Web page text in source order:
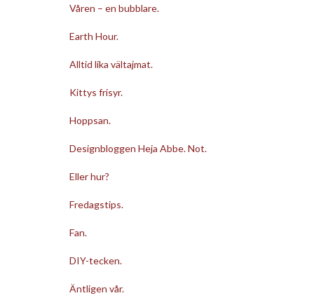
Våren – en bubblare.
Earth Hour.
Alltid lika vältajmat.
Kittys frisyr.
Hoppsan.
Designbloggen Heja Abbe. Not.
Eller hur?
Fredagstips.
Fan.
DIY-tecken.
Äntligen vår.